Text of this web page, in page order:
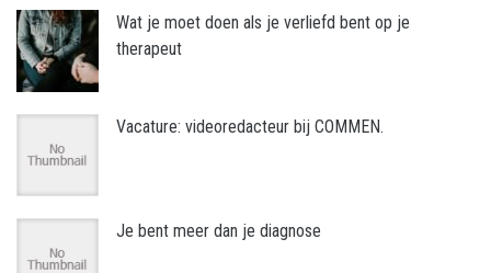
Wat je moet doen als je verliefd bent op je
therapeut
Vacature: videoredacteur bij COMMEN.
Je bent meer dan je diagnose